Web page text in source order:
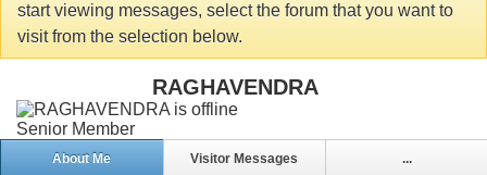
start viewing messages, select the forum that you want to
visit from the selection below.
RAGHAVENDRA
Senior Member
About Me Visitor Messages ...